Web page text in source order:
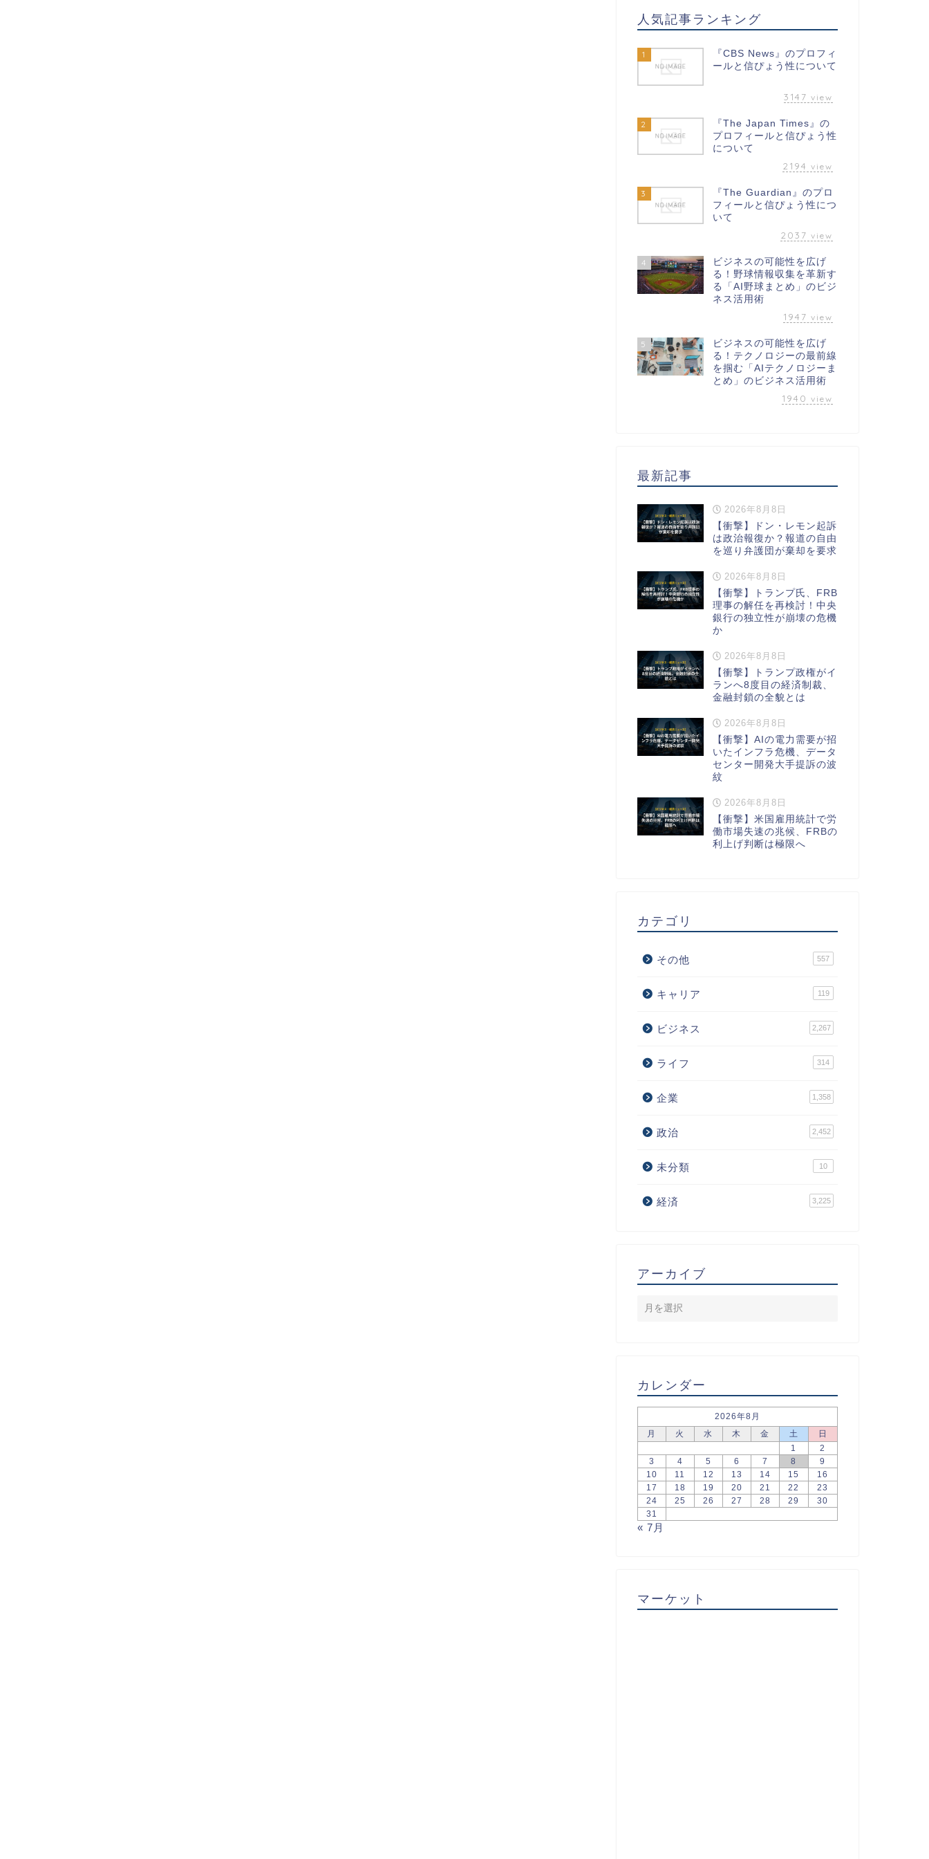
人気記事ランキング
1
『CBS News』のプロフィ
ールと信ぴょう性について
3147 view
2
『The Japan Times』の
プロフィールと信ぴょう性
について
2194 view
3
『The Guardian』のプロ
フィールと信ぴょう性につ
いて
2037 view
4
ビジネスの可能性を広げ
る！野球情報収集を革新す
る「AI野球まとめ」のビジ
ネス活用術
1947 view
5
ビジネスの可能性を広げ
る！テクノロジーの最前線
を掴む「AIテクノロジーま
とめ」のビジネス活用術
1940 view
最新記事
2026年8月8日
【衝撃】ドン・レモン起訴
は政治報復か？報道の自由
を巡り弁護団が棄却を要求
2026年8月8日
【衝撃】トランプ氏、FRB
理事の解任を再検討！中央
銀行の独立性が崩壊の危機
か
2026年8月8日
【衝撃】トランプ政権がイ
ランへ8度目の経済制裁、
金融封鎖の全貌とは
2026年8月8日
【衝撃】AIの電力需要が招
いたインフラ危機、データ
センター開発大手提訴の波
紋
2026年8月8日
【衝撃】米国雇用統計で労
働市場失速の兆候、FRBの
利上げ判断は極限へ
カテゴリ
その他 557
キャリア 119
ビジネス 2,267
ライフ 314
企業 1,358
政治 2,452
未分類 10
経済 3,225
アーカイブ
カレンダー
2026年8月
月
火 水 木 金 土
日
1
2
3
4 5 6 7 8
9
10
11 12 13 14 15
16
17
18 19 20 21 22
23
24
25 26 27 28 29
30
31
« 7月
マーケット